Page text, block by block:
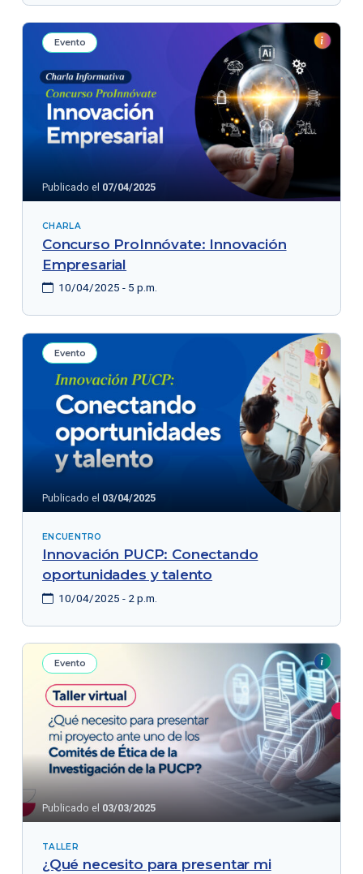
Evento
Publicado el 07/04/2025
CHARLA
Concurso ProInnóvate: Innovación
Empresarial
10/04/2025 - 5 p.m.
Evento
Publicado el 03/04/2025
ENCUENTRO
Innovación PUCP: Conectando
oportunidades y talento
10/04/2025 - 2 p.m.
Evento
Publicado el 03/03/2025
TALLER
¿Qué necesito para presentar mi